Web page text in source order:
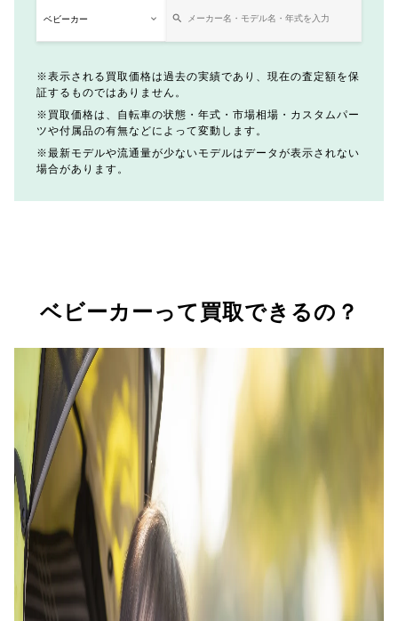
表示される買取価格は過去の実績であり、現在の査定額を保
証するものではありません。
買取価格は、自転車の状態・年式・市場相場・カスタムパー
ツや付属品の有無などによって変動します。
最新モデルや流通量が少ないモデルはデータが表示されない
場合があります。
ベビーカーって買取できるの？